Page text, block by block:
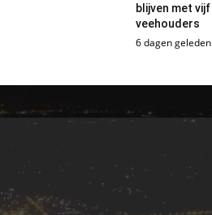
blijven met vijf
veehouders
6 dagen geleden